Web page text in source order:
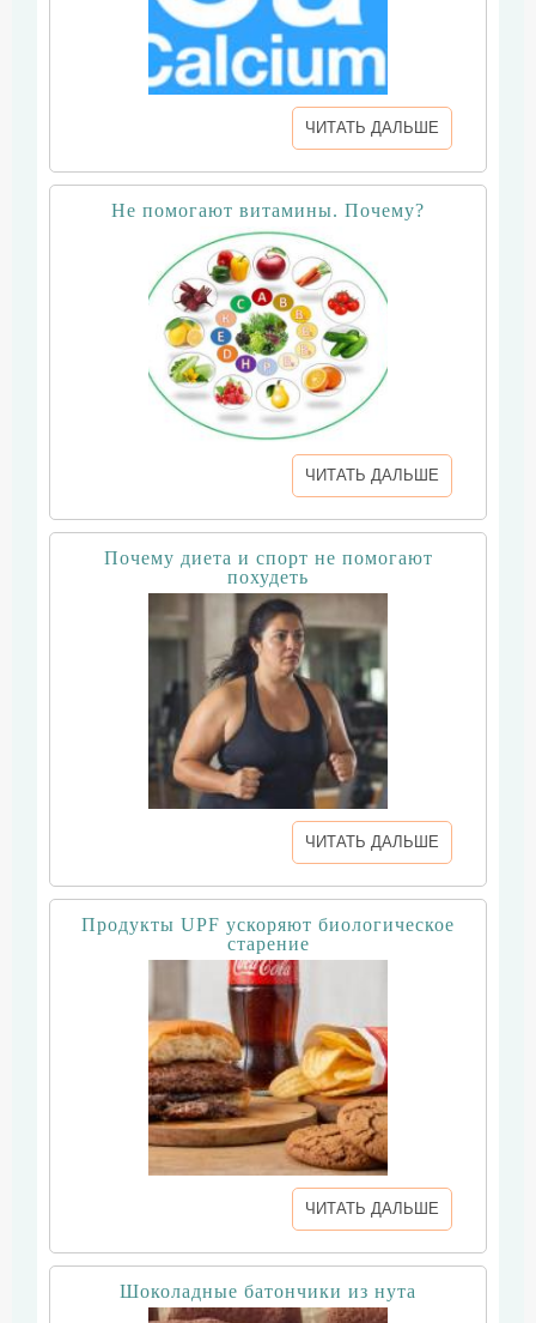
ЧИТАТЬ ДАЛЬШЕ
Не помогают витамины. Почему?
ЧИТАТЬ ДАЛЬШЕ
Почему диета и спорт не помогают
похудеть
ЧИТАТЬ ДАЛЬШЕ
Продукты UPF ускоряют биологическое
старение
ЧИТАТЬ ДАЛЬШЕ
Шоколадные батончики из нута